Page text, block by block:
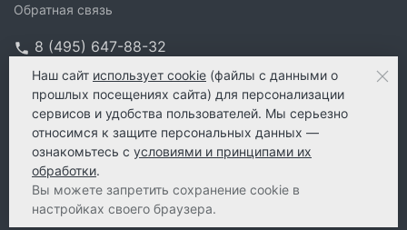
Обратная связь
8 (495) 647-88-32
info@kform.ru
info@kform.ru
e-mail
© 2026 КейФорма
Наш сайт использует cookie (файлы с данными о
прошлых посещениях сайта) для персонализации
сервисов и удобства пользователей. Мы серьезно
относимся к защите персональных данных —
ознакомьтесь с условиями и принципами их
обработки.
Вы можете запретить сохранение cookie в
настройках своего браузера.